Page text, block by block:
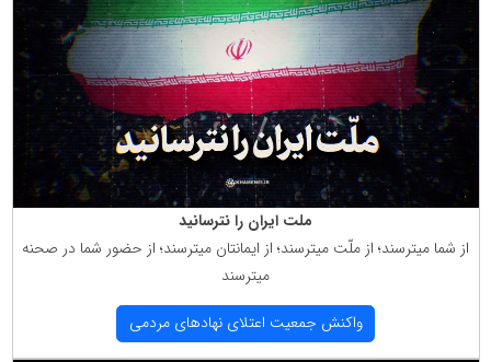
ملت ایران را نترسانید
از شما میترسند؛ از ملّت میترسند؛ از ایمانتان میترسند؛ از حضور شما در صحنه
میترسند
واكنش جمعیت اعتلای نهادهای مردمی